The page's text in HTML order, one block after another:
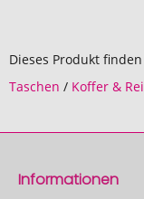
Dieses Produkt
Taschen / Koffer &
Informationen